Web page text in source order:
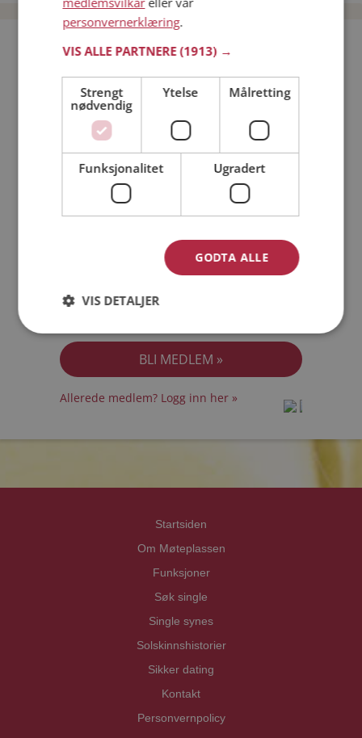
Bli medlem gratis!
Jeg er en: Mann Kvinne
Min alder:
Jeg akseptererMedlemsvilkårene
Allerede medlem? Logg inn her »
Startsiden
Om Møteplassen
Funksjoner
Søk single
Single synes
Solskinnshistorier
Sikker dating
Kontakt
Personvernpolicy
personvernerklæring.
VIS ALLE PARTNERE(1913) →
Strengt
nødvendig
Ytelse Målretting
Funksjonalitet Ugradert
GODTA ALLE
VIS DETALJER